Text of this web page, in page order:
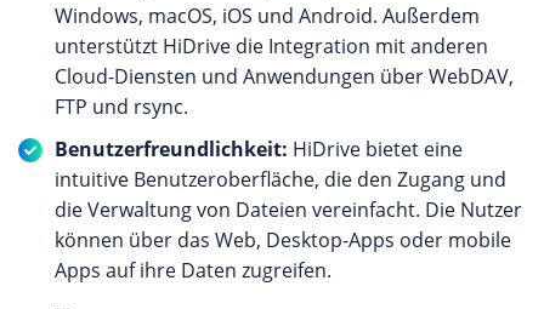
Windows, macOS, iOS und Android. Außerdem
unterstützt HiDrive die Integration mit anderen
Cloud-Diensten und Anwendungen über WebDAV,
FTP und rsync.
Benutzerfreundlichkeit: HiDrive bietet eine
intuitive Benutzeroberfläche, die den Zugang und
die Verwaltung von Dateien vereinfacht. Die Nutzer
können über das Web, Desktop-Apps oder mobile
Apps auf ihre Daten zugreifen.